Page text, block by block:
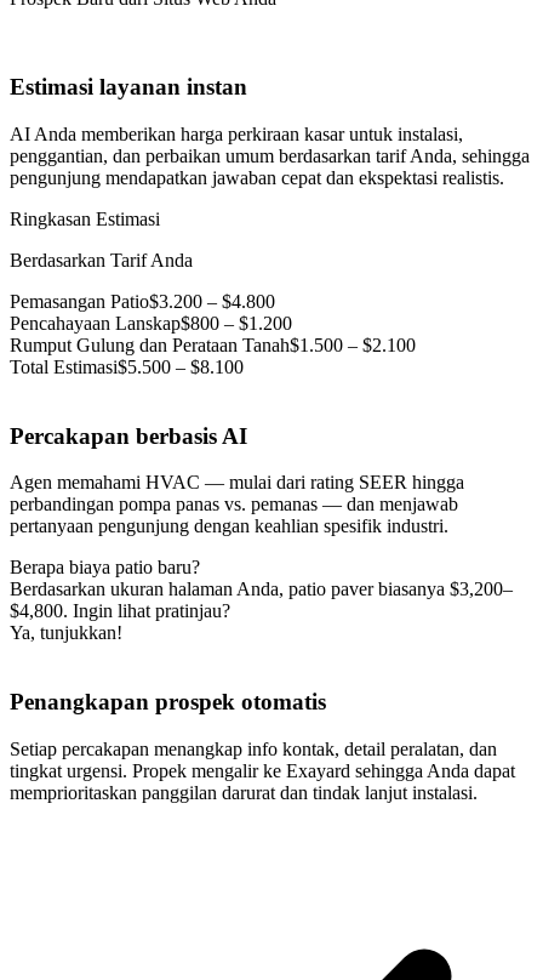
Estimasi layanan instan
AI Anda memberikan harga perkiraan kasar untuk instalasi,
penggantian, dan perbaikan umum berdasarkan tarif Anda, sehingga
pengunjung mendapatkan jawaban cepat dan ekspektasi realistis.
Ringkasan Estimasi
Berdasarkan Tarif Anda
Pemasangan Patio$3.200 – $4.800
Pencahayaan Lanskap$800 – $1.200
Rumput Gulung dan Perataan Tanah$1.500 – $2.100
Total Estimasi$5.500 – $8.100
Percakapan berbasis AI
Agen memahami HVAC — mulai dari rating SEER hingga
perbandingan pompa panas vs. pemanas — dan menjawab
pertanyaan pengunjung dengan keahlian spesifik industri.
Berapa biaya patio baru?
Berdasarkan ukuran halaman Anda, patio paver biasanya $3,200–
$4,800. Ingin lihat pratinjau?
Ya, tunjukkan!
Penangkapan prospek otomatis
Setiap percakapan menangkap info kontak, detail peralatan, dan
tingkat urgensi. Propek mengalir ke Exayard sehingga Anda dapat
memprioritaskan panggilan darurat dan tindak lanjut instalasi.